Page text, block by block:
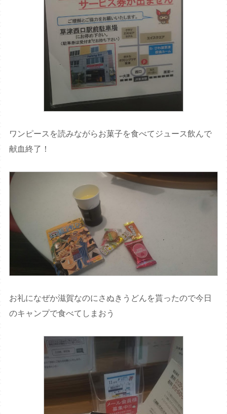
ワンピースを読みながらお菓子を食べてジュース飲んで
献血終了！
お礼になぜか滋賀なのにさぬきうどんを貰ったので今日
のキャンプで食べてしまおう